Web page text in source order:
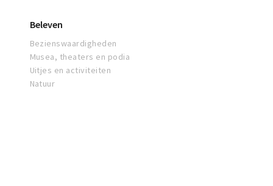
Beleven
Bezienswaardigheden
Musea, theaters en podia
Uitjes en activiteiten
Natuur